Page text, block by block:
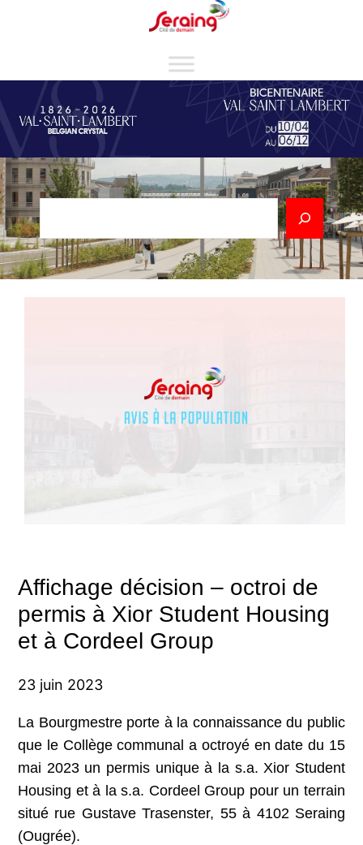
Rechercher
Affichage décision – octroi de
permis à Xior Student Housing
et à Cordeel Group
23 juin 2023
La Bourgmestre porte à la connaissance du public
que le Collège communal a octroyé en date du 15
mai 2023 un permis unique à la s.a. Xior Student
Housing et à la s.a. Cordeel Group pour un terrain
situé rue Gustave Trasenster, 55 à 4102 Seraing
(Ougrée).
Cookies management panel